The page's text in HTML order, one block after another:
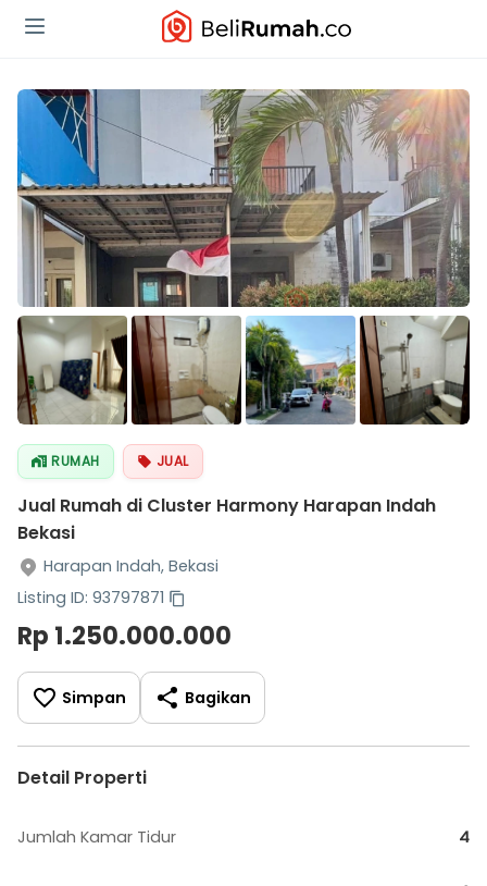
RUMAH JUAL
Jual Rumah di Cluster Harmony Harapan Indah
Bekasi
Harapan Indah, Bekasi
Listing ID: 93797871
Rp 1.250.000.000
Simpan Bagikan
Detail Properti
Jumlah Kamar Tidur 4